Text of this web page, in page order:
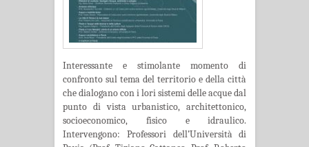
Interessante e stimolante momento di
confronto sul tema del territorio e della città
che dialogano con i lori sistemi delle acque dal
punto di vista urbanistico, architettonico,
socioeconomico, fisico e idraulico.
Intervengono: Professori dell’Università di